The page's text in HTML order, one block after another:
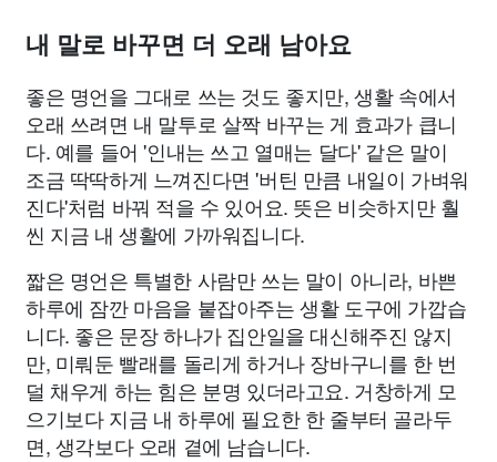
내 말로 바꾸면 더 오래 남아요
좋은 명언을 그대로 쓰는 것도 좋지만, 생활 속에서
오래 쓰려면 내 말투로 살짝 바꾸는 게 효과가 큽니
다. 예를 들어 '인내는 쓰고 열매는 달다' 같은 말이
조금 딱딱하게 느껴진다면 '버틴 만큼 내일이 가벼워
진다'처럼 바꿔 적을 수 있어요. 뜻은 비슷하지만 훨
씬 지금 내 생활에 가까워집니다.
짧은 명언은 특별한 사람만 쓰는 말이 아니라, 바쁜
하루에 잠깐 마음을 붙잡아주는 생활 도구에 가깝습
니다. 좋은 문장 하나가 집안일을 대신해주진 않지
만, 미뤄둔 빨래를 돌리게 하거나 장바구니를 한 번
덜 채우게 하는 힘은 분명 있더라고요. 거창하게 모
으기보다 지금 내 하루에 필요한 한 줄부터 골라두
면, 생각보다 오래 곁에 남습니다.